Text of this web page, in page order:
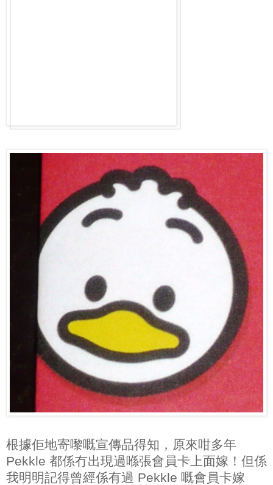
根據佢地寄嚟嘅宣傳品得知，原來咁多年
Pekkle 都係冇出現過喺張會員卡上面嫁！但係
我明明記得曾經係有過 Pekkle 嘅會員卡嫁